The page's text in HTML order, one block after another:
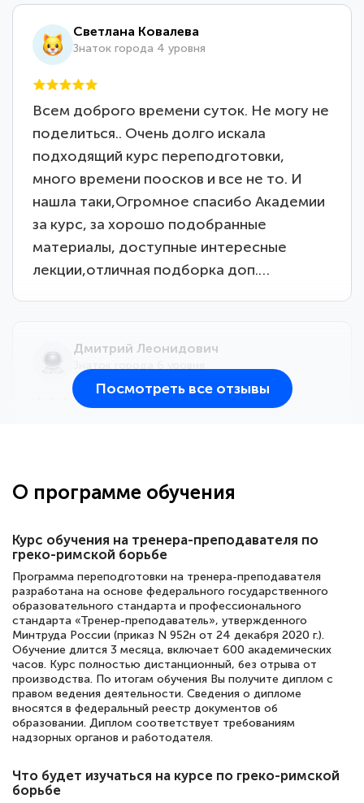
Светлана Ковалева
Знаток города 4 уровня
Всем доброго времени суток. Не могу не
поделиться.. Очень долго искала
подходящий курс переподготовки,
много времени поосков и все не то. И
нашла таки,Огромное спасибо Академии
за курс, за хорошо подобранные
материалы, доступные интересные
лекции,отличная подборка доп.…
Дмитрий Леонидович
большое количество методических
сдачи итоговой аттестации. Спасибо
Елена Кравченко
Знаток города 5 уровня
18 марта 2026
Выражаю благодарность за курс
повышения квалификации "Эксперт ЕГЭ по
русскому языку и литературе". Много
полезных материалов помогли
подготовиться к тестированию. Это
Посмотреть все отзывы
О программе обучения
Курс обучения на тренера-преподавателя по
греко-римской борьбе
Программа переподготовки на тренера-преподавателя
разработана на основе федерального государственного
образовательного стандарта и профессионального
стандарта «Тренер-преподаватель», утвержденного
Минтруда России (приказ N 952н от 24 декабря 2020 г.).
Обучение длится 3 месяца, включает 600 академических
часов. Курс полностью дистанционный, без отрыва от
производства. По итогам обучения Вы получите диплом с
правом ведения деятельности. Сведения о дипломе
вносятся в федеральный реестр документов об
образовании. Диплом соответствует требованиям
надзорных органов и работодателя.
Что будет изучаться на курсе по греко-римской
борьбе